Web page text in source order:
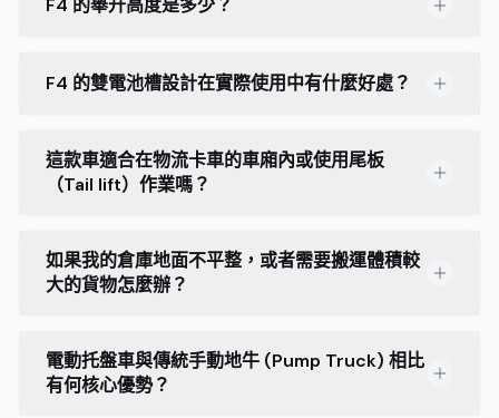
F4 的舉升高度是多少？
F4 的雙電池槽設計在實際使用中有什麼好處？
這款車適合在物流卡車的車廂內或使用尾板
（Tail lift）作業嗎？
如果我的倉庫地面不平整，或者需要搬運體積較
大的貨物怎麼辦？
電動托盤車與傳統手動地牛 (Pump Truck) 相比
有何核心優勢？